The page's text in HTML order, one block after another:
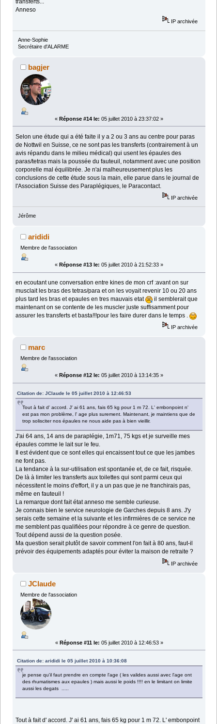
transferts...
Anneso
IP archivée
Anne-Sophie
Secrétaire d'ALARME
bagjer
« Réponse #14 le: 05 juillet 2010 à 23:37:02 »
Selon une étude qui a été faite il y a 2 ou 3 ans au centre pour paras
de Nottwil en Suisse, ce ne sont pas les transferts (contrairement à un
avis répandu dans le milieu médical) qui usent les épaules des
paras/tetras mais la poussée du fauteuil, notamment avec une position
corporelle mal équilibrée. Je n'ai malheureusement plus les
conclusions de cette étude sous la main, elle parue dans le journal de
l'Association Suisse des Paraplégiques, le Paracontact.
IP archivée
Jérôme
arididi
Membre de l'association
« Réponse #13 le: 05 juillet 2010 à 21:52:33 »
en ecoutant une conversation entre kines de mon crf :avant on sur
musclait les bras des tetras/para et on les voyait revenir 10 ou 20 ans
plus tard les bras et epaules en tres mauvais etat
il semblerait que
maintenant on se contente de les muscler juste suffisamment pour
assurer les transferts et basta!!!pour les faire durer dans le temps .
IP archivée
marc
Membre de l'association
« Réponse #12 le: 05 juillet 2010 à 13:14:35 »
Citation de: JClaude le 05 juillet 2010 à 12:46:53
Tout à fait d' accord. J' ai 61 ans, fais 65 kg pour 1 m 72. L' embonpoint n'
est pas mon problème, l' age plus surement. Maintenant, je maintiens que de
trop solisciter nos épaules ne nous aide pas à bien vieillir.
J'ai 64 ans, 14 ans de paraplégie, 1m71, 75 kgs et je surveille mes
épaules comme le lait sur le feu.
Il est évident que ce sont elles qui encaissent tout ce que les jambes
ne font pas.
La tendance à la sur-utilisation est spontanée et, de ce fait, risquée.
De là à limiter les transferts aux toilettes qui sont parmi ceux qui
nécessitent le moins d'effort, il y a un pas que je ne franchirais pas,
même en fauteuil !
La remarque dont fait état anneso me semble curieuse.
Je connais bien le service neurologie de Garches depuis 8 ans. J'y
serais cette semaine et la suivante et les infirmières de ce service ne
me semblent pas qualifiées pour répondre à ce genre de question.
Tout dépend aussi de la question posée.
Ma question serait plutôt de savoir comment l'on fait à 80 ans, faut-il
prévoir des équipements adaptés pour éviter la maison de retraite ?
IP archivée
JClaude
Membre de l'association
« Réponse #11 le: 05 juillet 2010 à 12:46:53 »
Citation de: arididi le 05 juillet 2010 à 10:36:08
je pense qu'il faut prendre en compte l'age ( les valides aussi avec l'age ont
des rhumatismes aux epaules ) mais aussi le poids !!!! en le limitant on limite
aussi les degats .....
Tout à fait d' accord. J' ai 61 ans, fais 65 kg pour 1 m 72. L' embonpoint